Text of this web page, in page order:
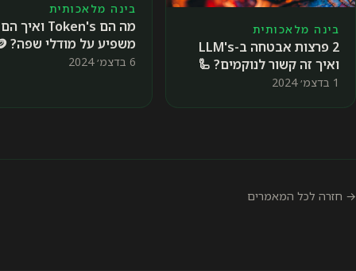
בינה מלאכותית
2 פרצות אבטחה ב-LLM's
ואיך זה קשור לנוקמים? 🦾
1 בדצמ׳ 2024
בינה מלאכותית
מה הם Token's ואיך הם
משפיע על מודלי שפה? 🪙
6 בדצמ׳ 2024
→ חזרה לכל המאמרים